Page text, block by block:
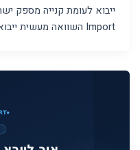
Import השוואה מעשית ייבוא לעומת קנייה מספק ישראלי